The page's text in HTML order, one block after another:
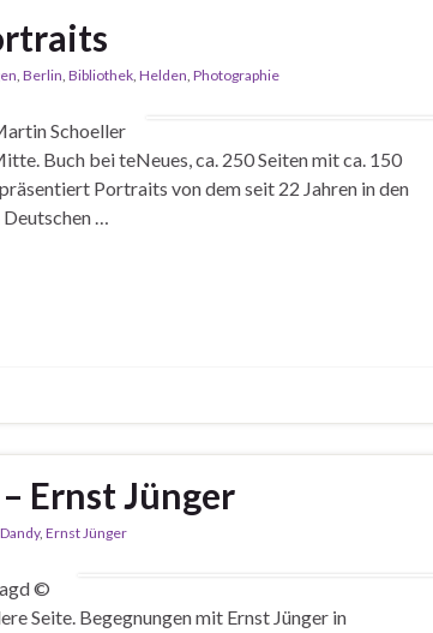
, Berlin, Bibliothek, Helden, Photographie
Schoeller
Buch bei teNeues, ca. 250 Seiten mit ca. 150
Portraits von dem seit 22 Jahren in den
…
Ernst Jünger
, Ernst Jünger
©
Seite. Begegnungen mit Ernst Jünger in